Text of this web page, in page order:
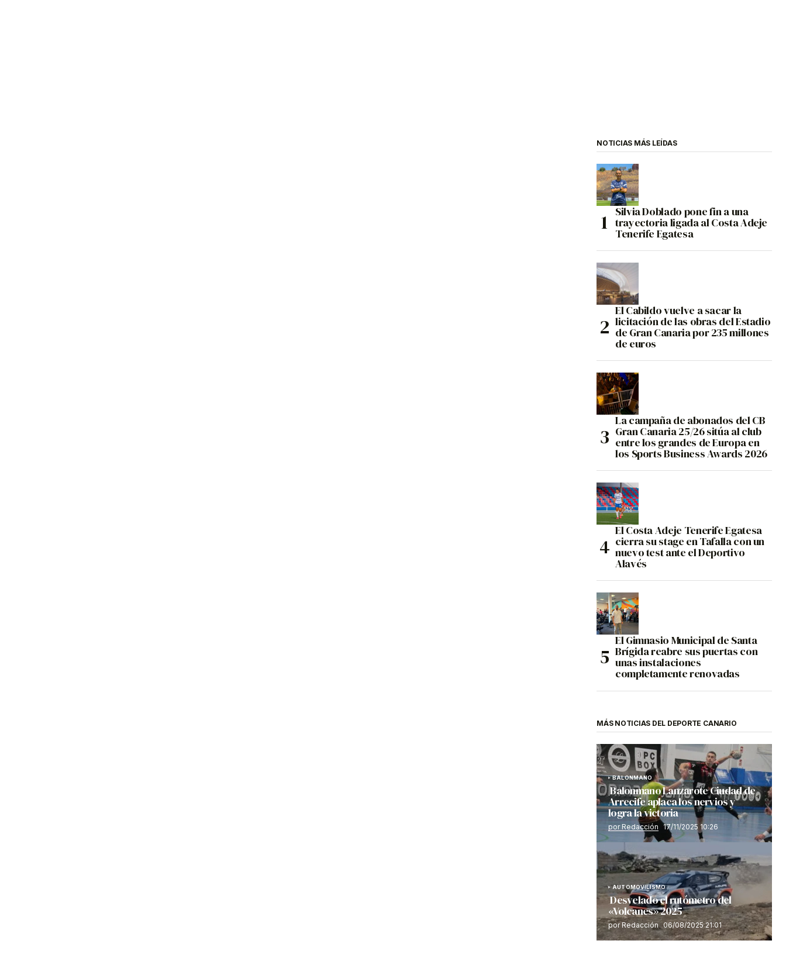
NOTICIAS MÁS LEÍDAS
Silvia Doblado pone fin a una
trayectoria ligada al Costa Adeje
Tenerife Egatesa
El Cabildo vuelve a sacar la
licitación de las obras del Estadio
de Gran Canaria por 235 millones
de euros
La campaña de abonados del CB
Gran Canaria 25/26 sitúa al club
entre los grandes de Europa en
los Sports Business Awards 2026
El Costa Adeje Tenerife Egatesa
cierra su stage en Tafalla con un
nuevo test ante el Deportivo
Alavés
El Gimnasio Municipal de Santa
Brígida reabre sus puertas con
unas instalaciones
completamente renovadas
MÁS NOTICIAS DEL DEPORTE CANARIO
BALONMANO
Balonmano Lanzarote Ciudad de
Arrecife aplaca los nervios y
logra la victoria
por Redacción 17/11/2025 10:26
AUTOMOVILISMO
Desvelado el rutómetro del
«Volcanes» 2025
por Redacción 06/08/2025 21:01